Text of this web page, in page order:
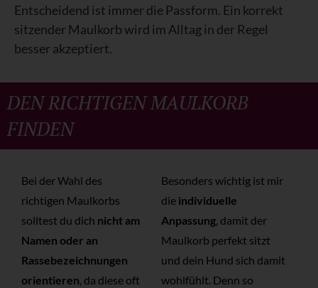
Entscheidend ist immer die Passform. Ein korrekt
sitzender Maulkorb wird im Alltag in der Regel
besser akzeptiert.
DEN RICHTIGEN MAULKORB
FINDEN
Bei der Wahl des
richtigen Maulkorbs
solltest du dich nicht am
Namen oder an
Rassebezeichnungen
orientieren, da diese oft
Besonders wichtig ist mir
die individuelle
Anpassung, damit der
Maulkorb perfekt sitzt
und dein Hund sich damit
wohlfühlt. Denn so